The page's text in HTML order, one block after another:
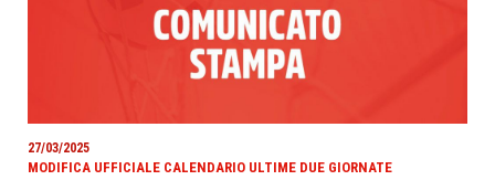
27/03/2025
MODIFICA UFFICIALE CALENDARIO ULTIME DUE GIORNATE